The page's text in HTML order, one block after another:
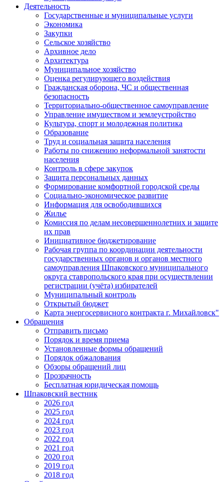
Деятельность
Государственные и муниципальные услуги
Экономика
Закупки
Сельское хозяйство
Архивное дело
Архитектура
Муниципальное хозяйство
Оценка регулирующего воздействия
Гражданская оборона, ЧС и общественная
безопасность
Территориально-общественное самоуправление
Управление имуществом и землеустройство
Культура, спорт и молодежная политика
Образование
Труд и социальная защита населения
Работы по снижению неформальной занятости
населения
Контроль в сфере закупок
Защита персональных данных
Формирование комфортной городской среды
Социально-экономическое развитие
Информация для освободившихся
Жилье
Комиссия по делам несовершеннолетних и защите
их прав
Инициативное бюджетирование
Рабочая группа по координации деятельности
государственных органов и органов местного
самоуправления Шпаковского муниципального
округа ставропольского края при осуществлении
регистрации (учёта) избирателей
Муниципальный контроль
Открытый бюджет
Карта энергосервисного контракта г. Михайловск"
Обращения
Отправить письмо
Порядок и время приема
Установленные формы обращений
Порядок обжалования
Обзоры обращений лиц
Прозрачность
Бесплатная юридическая помощь
Шпаковский вестник
2026 год
2025 год
2024 год
2023 год
2022 год
2021 год
2020 год
2019 год
2018 год